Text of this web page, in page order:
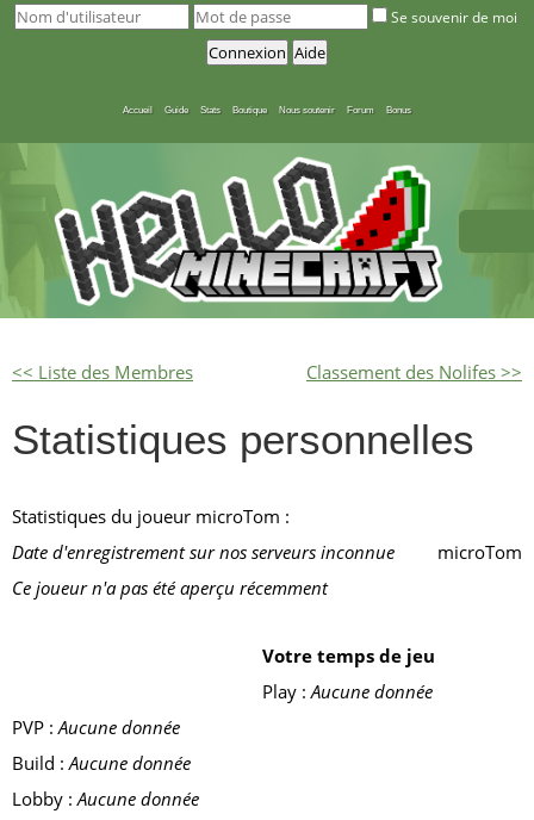
Se souvenir de moi
Accueil Guide Stats Boutique Nous soutenir Forum Bonus
<< Liste des Membres Classement des Nolifes >>
Statistiques personnelles
microTom
Statistiques du joueur microTom :
Date d'enregistrement sur nos serveurs inconnue
Ce joueur n'a pas été aperçu récemment
Votre temps de jeu
Play :Aucune donnée
PVP :Aucune donnée
Build :Aucune donnée
Lobby :Aucune donnée